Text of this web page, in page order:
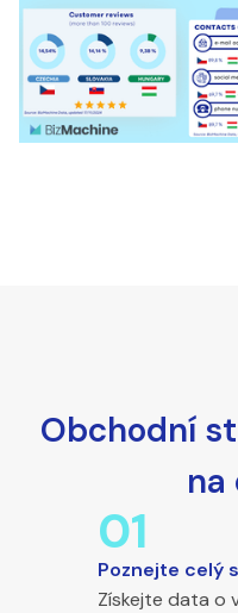
Obchodní
na
01
Poznejte celý
Získejte data o